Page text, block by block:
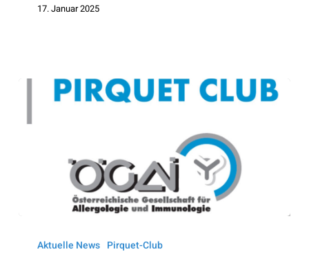
17. Januar 2025
zumAktuelle News Pirquet-Club